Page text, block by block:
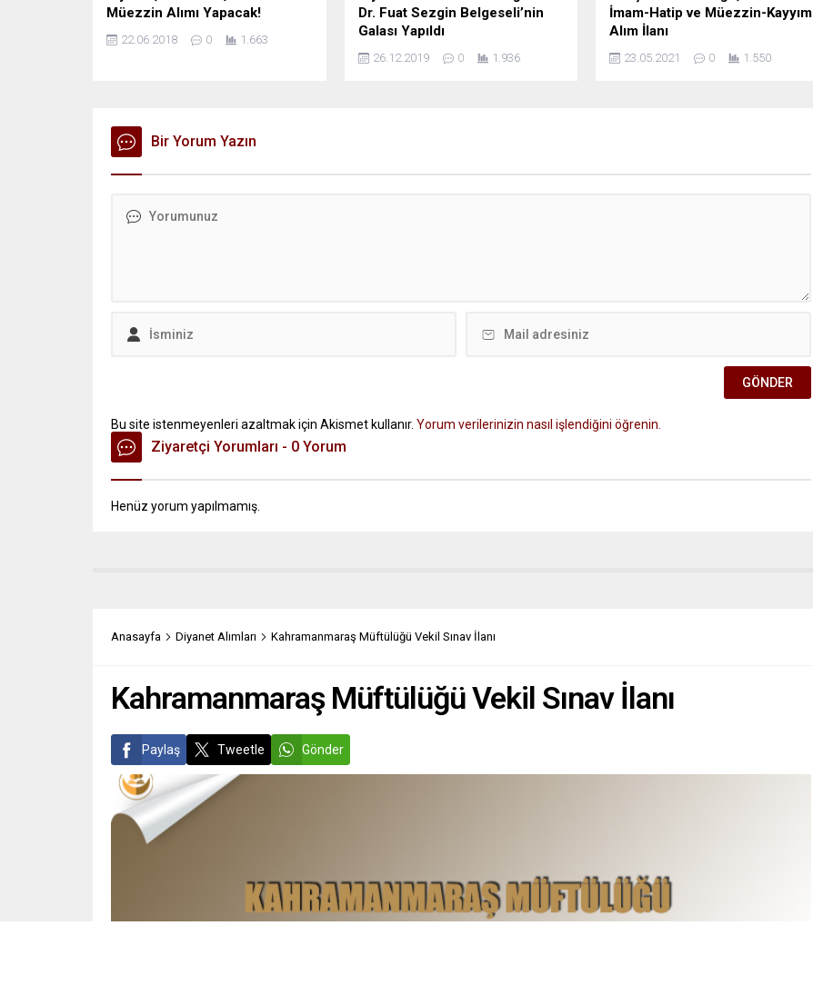
Müezzin Alımı Yapacak!
22.06.2018 0 1.663
Dr. Fuat Sezgin Belgeseli’nin
Galası Yapıldı
26.12.2019 0 1.936
İmam-Hatip ve Müezzin-Kayyım
Alım İlanı
23.05.2021 0 1.550
Bir Yorum Yazın
Bu site istenmeyenleri azaltmak için Akismet kullanır. Yorum verilerinizin nasıl işlendiğini öğrenin.
Ziyaretçi Yorumları - 0 Yorum
Henüz yorum yapılmamış.
Anasayfa Diyanet Alımları Kahramanmaraş Müftülüğü Vekil Sınav İlanı
Kahramanmaraş Müftülüğü Vekil Sınav İlanı
Paylaş Tweetle Gönder